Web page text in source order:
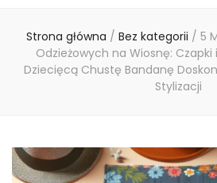
Strona główna / Bez kategorii / 5
Odzieżowych na Wiosnę: Czapki
Dziecięcą Chustę Bandanę
Stylizacji